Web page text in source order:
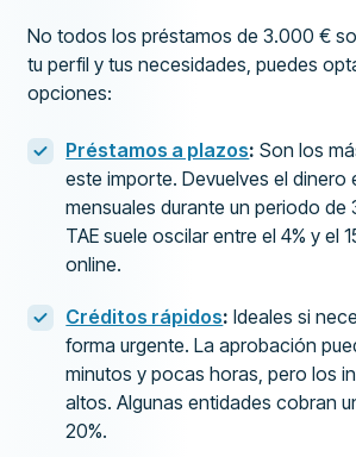
No todos los préstamos de 3.000 €
tu perfil y tus necesidades, puedes
opciones:
Préstamos a plazos: Son los
este importe. Devuelves el dinero
mensuales durante un periodo de
TAE suele oscilar entre el 4% y el
online.
Créditos rápidos: Ideales si
forma urgente. La aprobación
minutos y pocas horas, pero los
altos. Algunas entidades cobran
20%.